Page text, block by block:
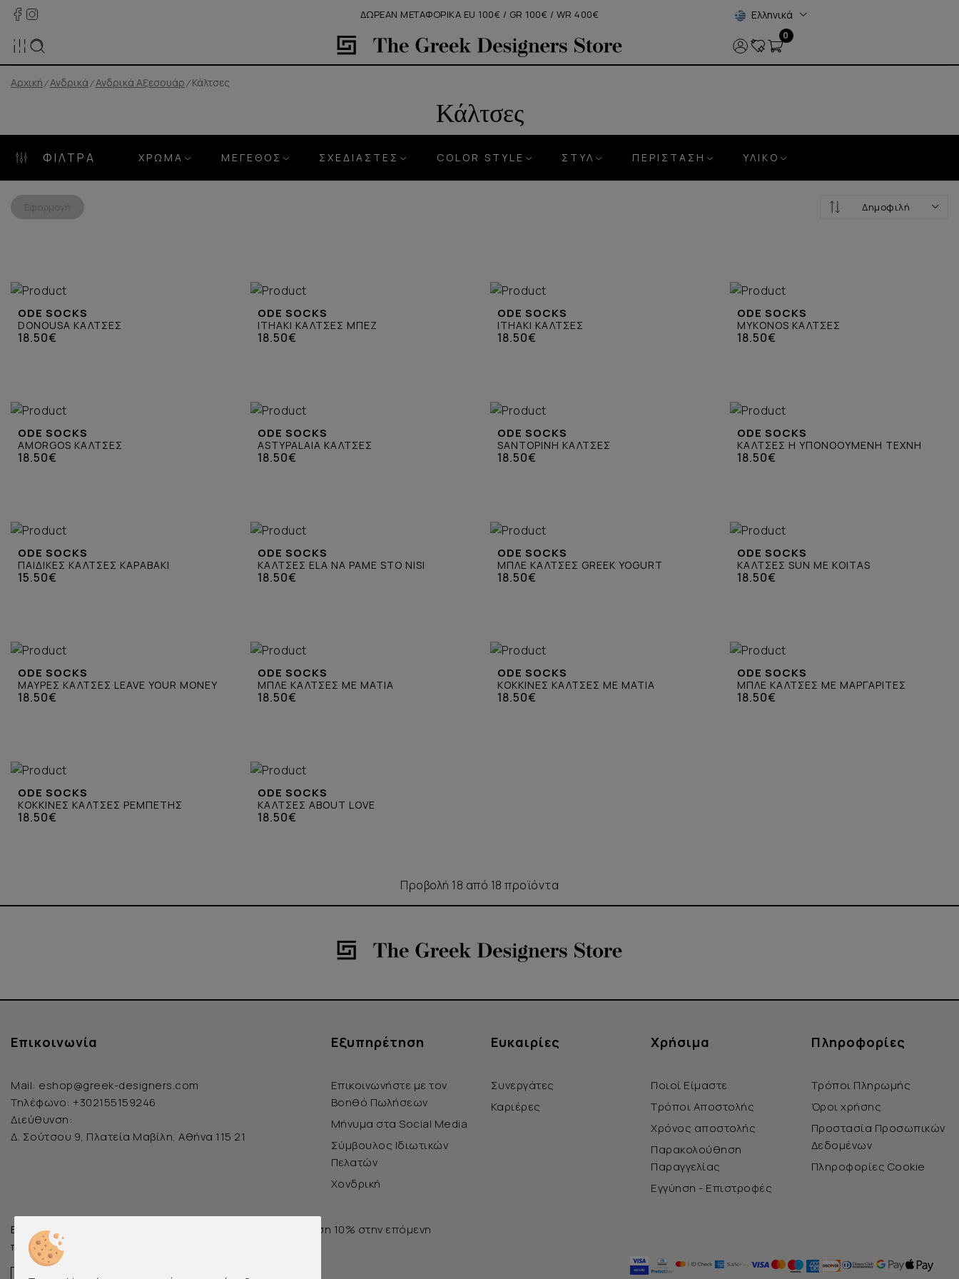
ΔΩΡΕΑΝ ΜΕΤΑΦΟΡΙΚΑ EU 100€ / GR 100€ / WR 400€ Ελληνικά
0
Αρχική Ανδρικά Ανδρικά Αξεσουάρ Κάλτσες
Κάλτσες
ΦΊΛΤΡΑ ΧΡΏΜΑ ΜΈΓΕΘΟΣ ΣΧΕΔΙΑΣΤΕΣ COLOR STYLE ΣΤΎΛ ΠΕΡΊΣΤΑΣΗ ΥΛΙΚΌ
Εφαρμογή Δημοφιλή
ODE SOCKS
DONOUSA ΚΑΛΤΣΕΣ
18.50€
ODE SOCKS
ITHAKI ΚΑΛΤΣΕΣ ΜΠΕΖ
18.50€
ODE SOCKS
ITHAKI ΚΑΛΤΣΕΣ
18.50€
ODE SOCKS
MYKONOS ΚΑΛΤΣΕΣ
18.50€
ODE SOCKS
AMORGOS ΚΑΛΤΣΕΣ
18.50€
ODE SOCKS
ASTYPALAIA ΚΑΛΤΣΕΣ
18.50€
ODE SOCKS
SANTOPINH ΚΑΛΤΣΕΣ
18.50€
ODE SOCKS
ΚΑΛΤΣΕΣ Η ΥΠΟΝΟΟΥΜΕΝΗ ΤΕΧΝΗ
18.50€
ODE SOCKS
ΠΑΙΔΙΚΕΣ ΚΑΛΤΣΕΣ ΚΑΡΑΒΑΚΙ
15.50€
ODE SOCKS
ΚΑΛΤΣΕΣ ELA NA PAME STO NISI
18.50€
ODE SOCKS
ΜΠΛΕ ΚΑΛΤΣΕΣ GREEK YOGURT
18.50€
ODE SOCKS
ΚΑΛΤΣΕΣ SUN ME KOITAS
18.50€
ODE SOCKS
ΜΑΥΡΕΣ ΚΑΛΤΣΕΣ LEAVE YOUR MONEY
18.50€
ODE SOCKS
ΜΠΛΕ ΚΑΛΤΣΕΣ ΜΕ ΜΑΤΙΑ
18.50€
ODE SOCKS
ΚΟΚΚΙΝΕΣ ΚΑΛΤΣΕΣ ΜΕ ΜΑΤΙΑ
18.50€
ODE SOCKS
ΜΠΛΕ ΚΑΛΤΣΕΣ ΜΕ ΜΑΡΓΑΡΙΤΕΣ
18.50€
ODE SOCKS
ΚΟΚΚΙΝΕΣ ΚΑΛΤΣΕΣ ΡΕΜΠΕΤΗΣ
18.50€
ODE SOCKS
ΚΑΛΤΣΕΣ ABOUT LOVE
18.50€
Προβολή 18 από 18 προϊόντα
Επικοινωνία
Mail: eshop@greek-designers.com
Τηλέφωνο: +302155159246
Διεύθυνση:
Δ. Σούτσου 9, Πλατεία Μαβίλη, Αθήνα 115 21
Εξυπηρέτηση
Επικοινωνήστε με τον
Βοηθό Πωλήσεων
Μήνυμα στα Social Media
Σύμβουλος Ιδιωτικών
Πελατών
Χονδρική
Ευκαιρίες
Συνεργάτες
Καριέρες
Χρήσιμα
Ποιοί Είμαστε
Τρόποι Αποστολής
Χρόνος αποστολής
Παρακολούθηση
Παραγγελίας
Εγγύηση - Επιστροφές
Πληροφορίες
Τρόποι Πληρωμής
Όροι χρήσης
Προστασία Προσωπικών
Δεδομένων
Πληροφορίες Cookie
Εγγραφείτε
στο Newsletter και επωφεληθείτε από έκπτωση 10% στην επόμενη
παραγγελία σας